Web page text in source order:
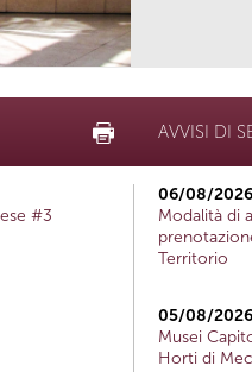
#3
AVVISI DI
06/08/2026
Modalità di
Territorio
05/08/2026
Musei
Horti di